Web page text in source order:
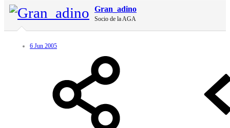
Gran_adino
Socio de la AGA
6 Jun 2005